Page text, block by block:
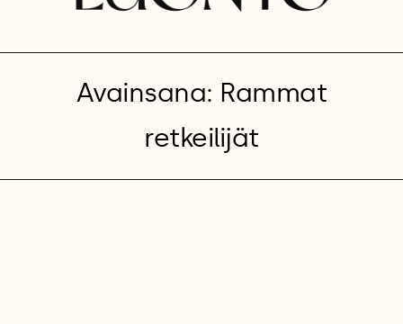
Avainsana: Rammat
retkeilijät